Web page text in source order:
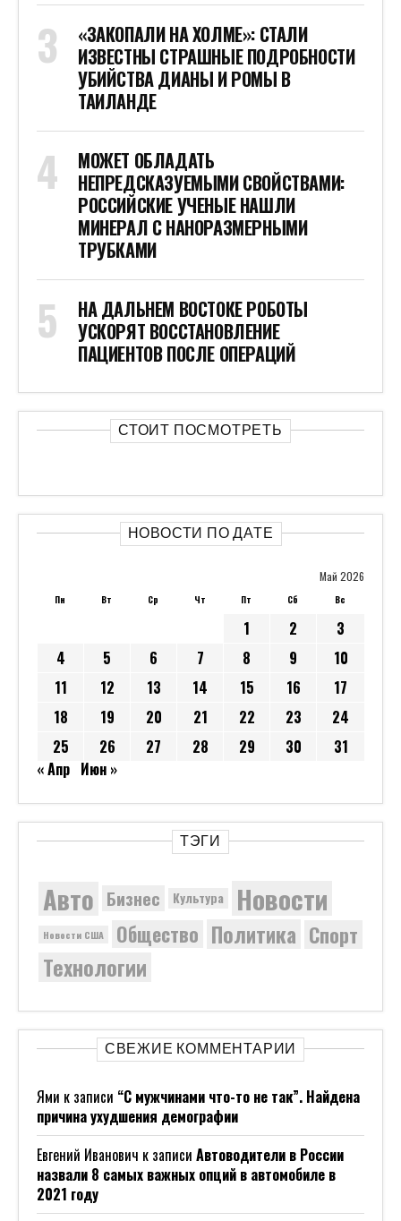
«ЗАКОПАЛИ НА ХОЛМЕ»: СТАЛИ
ИЗВЕСТНЫ СТРАШНЫЕ ПОДРОБНОСТИ
УБИЙСТВА ДИАНЫ И РОМЫ В
ТАИЛАНДЕ
МОЖЕТ ОБЛАДАТЬ
НЕПРЕДСКАЗУЕМЫМИ СВОЙСТВАМИ:
РОССИЙСКИЕ УЧЕНЫЕ НАШЛИ
МИНЕРАЛ С НАНОРАЗМЕРНЫМИ
ТРУБКАМИ
НА ДАЛЬНЕМ ВОСТОКЕ РОБОТЫ
УСКОРЯТ ВОССТАНОВЛЕНИЕ
ПАЦИЕНТОВ ПОСЛЕ ОПЕРАЦИЙ
СТОИТ ПОСМОТРЕТЬ
НОВОСТИ ПО ДАТЕ
Май 2026
Пн Вт Ср Чт Пт Сб Вс
1 2
3
4
5 6 7 8 9
10
11
12 13 14 15 16
17
18
19 20 21 22 23
24
25
26 27 28 29 30
31
« Апр Июн »
ТЭГИ
Авто Бизнес Культура Новости
Новости США Общество Политика Спорт
Технологии
СВЕЖИЕ КОММЕНТАРИИ
Ями к записи “С мужчинами что-то не так”. Найдена
причина ухудшения демографии
Евгений Иванович к записи Автоводители в России
назвали 8 самых важных опций в автомобиле в
2021 году